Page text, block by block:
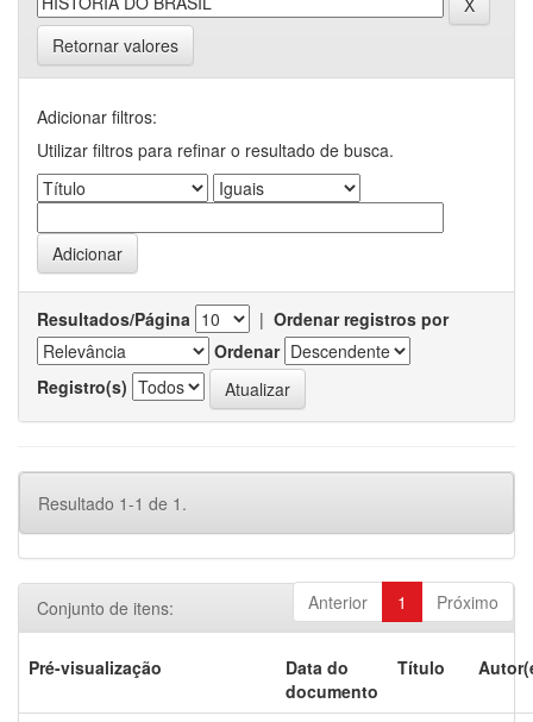
Retornar valores
Adicionar filtros:
Utilizar filtros para refinar o resultado de busca.
Resultados/Página | Ordenar registros por
Ordenar
Registro(s)
Resultado 1-1 de 1.
Anterior 1 Próximo
Conjunto de itens:
Pré-visualização
Data do
documento
Título